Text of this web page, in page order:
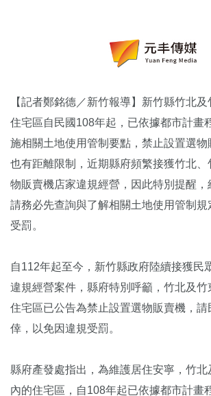
【記者鄭銘德／新竹報導】新竹縣竹北
住宅區自民國108年起，已依據都市計畫
施相關土地使用管制要點，禁止設置選物
也有距離限制，近期縣府頻繁接獲竹北、
物販賣機店家違規經營，因此特別提醒
請務必先查詢與了解相關土地使用管制規
受罰。
自112年起至今，新竹縣政府陸續接獲民
違規經營案件，縣府特別呼籲，竹北及竹
住宅區已公告為禁止設置選物販賣機，請
倖，以免因違規受罰。
縣府產發處指出，為維護居住安寧，竹北
內的住宅區，自108年起已依據都市計畫